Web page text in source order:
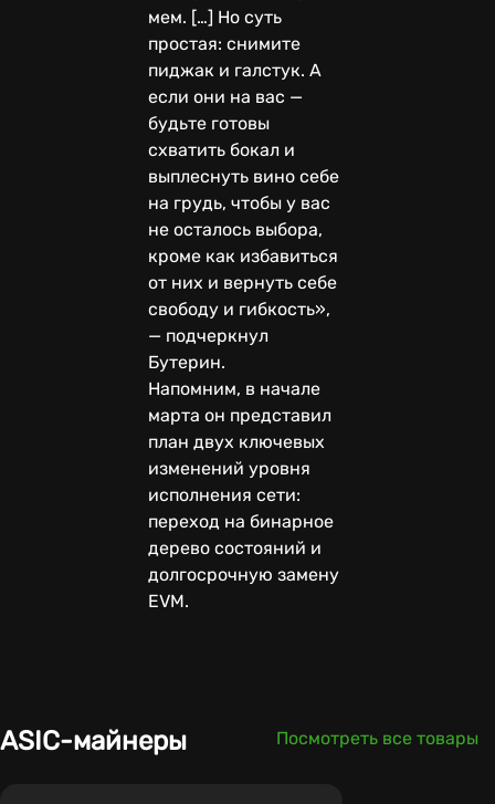
мем. […] Но суть
простая: снимите
пиджак и галстук. А
если они на вас —
будьте готовы
схватить бокал и
выплеснуть вино себе
на грудь, чтобы у вас
не осталось выбора,
кроме как избавиться
от них и вернуть себе
свободу и гибкость»,
— подчеркнул
Бутерин.
Напомним, в начале
марта он представил
план двух ключевых
изменений уровня
исполнения сети:
переход на бинарное
дерево состояний и
долгосрочную замену
EVM.
ASIC-майнеры Посмотреть все товары